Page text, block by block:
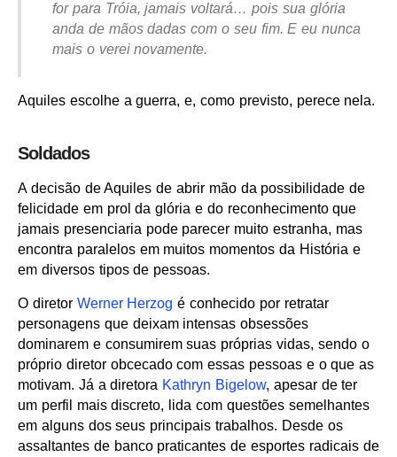
for para Tróia, jamais voltará… pois sua glória
anda de mãos dadas com o seu fim. E eu nunca
mais o verei novamente.
Aquiles escolhe a guerra, e, como previsto, perece nela.
Soldados
A decisão de Aquiles de abrir mão da possibilidade de
felicidade em prol da glória e do reconhecimento que
jamais presenciaria pode parecer muito estranha, mas
encontra paralelos em muitos momentos da História e
em diversos tipos de pessoas.
O diretor Werner Herzog é conhecido por retratar
personagens que deixam intensas obsessões
dominarem e consumirem suas próprias vidas, sendo o
próprio diretor obcecado com essas pessoas e o que as
motivam. Já a diretora Kathryn Bigelow, apesar de ter
um perfil mais discreto, lida com questões semelhantes
em alguns dos seus principais trabalhos. Desde os
assaltantes de banco praticantes de esportes radicais de